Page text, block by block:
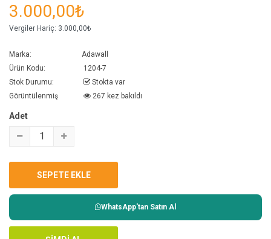
3.000,00₺
Vergiler Hariç: 3.000,00₺
Marka:
Adawall
Ürün Kodu:
1204-7
Stok Durumu:
Stokta var
Görüntülenmiş
267 kez bakıldı
Adet
WhatsApp'tan Satın Al